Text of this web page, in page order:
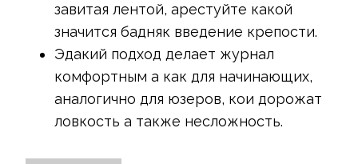
завитая лентой, арестуйте какой
значится бадняк введение крепости.
Эдакий подход делает журнал
комфортным а как для начинающих,
аналогично для юзеров, кои дорожат
ловкость а также несложность.